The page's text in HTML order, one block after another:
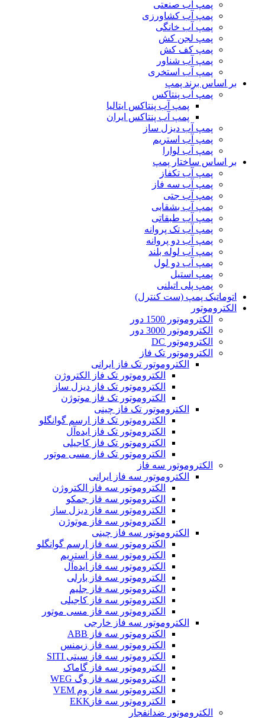
پمپ آب صنعتی
پمپ آب کشاورزی
پمپ آب خانگی
پمپ لجن کش
پمپ کف کش
پمپ آب شناور
پمپ آب استخری
بر اساس برند پمپ
پمپ آب پنتاکس
پمپ آب پنتاکس ایتالیا
پمپ آب پنتاکس ایران
پمپ آب دیزل ساز
پمپ آب استریم
پمپ آب لوارا
بر اساس ساختار پمپ
پمپ آب تکفاز
پمپ آب سه فاز
پمپ آب جتی
پمپ آب بشقابی
پمپ آب طبقاتی
پمپ آب تک پروانه
پمپ آب دو پروانه
پمپ آب لوله بلند
پمپ آب دو لول
پمپ استیل
پمپ پلی اتیلنی
اتوماتیک پمپ (ست کنترل)
الکتروموتور
الکتروموتور 1500 دور
الکتروموتور 3000 دور
الکتروموتور DC
الکتروموتور تک فاز
الکتروموتور تک فاز ایرانی
الکتروموتور تک فاز الکتروژن
الکتروموتور تک فاز دیزل ساز
الکتروموتور تک فاز موتوژن
الکتروموتور تک فاز چینی
الکتروموتور تک فاز ارسم گوانگلو
الکتروموتور تک فاز ایده‌آل
الکتروموتور تک فاز کاجیلی
الکتروموتور تک فاز مسی موتور
الکتروموتور سه فاز
الکتروموتور سه فاز ایرانی
الکتروموتور سه فاز الکتروژن
الکتروموتور سه فاز جمکو
الکتروموتور سه فاز دیزل ساز
الکتروموتور سه فاز موتوژن
الکتروموتور سه فاز چینی
الکتروموتور سه فاز ارسم گوانگلو
الکتروموتور سه فاز استریم
الکتروموتور سه فاز ایده‌آل
الکتروموتور سه فاز بارلی
الکتروموتور سه فاز جلیم
الکتروموتور سه فاز کاجیلی
الکتروموتور سه فاز مسی موتور
الکتروموتور سه فاز خارجی
الکتروموتور سه فاز ABB
الکتروموتور سه فاز زیمنس
الکتروموتور سه فاز سیتی SITI
الکتروموتور سه فاز گاماک
الکتروموتور سه فاز وگ WEG
الکتروموتور سه فاز وم VEM
الکتروموتور سه فازEKK
الکتروموتور ضدانفجار